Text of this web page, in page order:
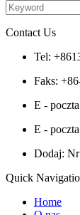
Contact Us
Tel:
Faks:
E -
E -
Dodaj:
Quick
Home